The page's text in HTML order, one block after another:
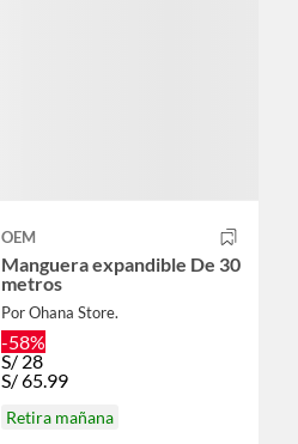
OEM
Manguera expandible De 30
metros
Por Ohana Store.
-58%
S/28
S/65.99
Retira mañana